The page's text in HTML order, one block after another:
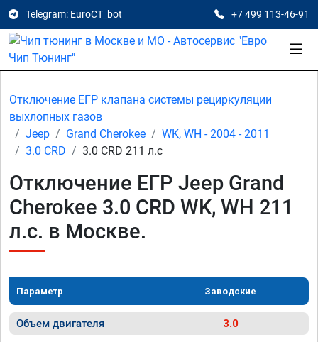
Telegram: EuroCT_bot +7 499 113-46-91
Отключение ЕГР клапана системы рециркуляции
выхлопных газов
Jeep
Grand Cherokee
WK, WH - 2004 - 2011
3.0 CRD
3.0 CRD 211 л.с
Отключение ЕГР Jeep Grand
Cherokee 3.0 CRD WK, WH 211
л.с. в Москве.
Параметр Заводские
Объем двигателя 3.0